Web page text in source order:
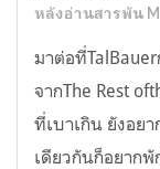
หลังอ่านสารพัน
มาต่อที่
จากThe Rest
ที่เบาเกิน ยังอย
เดียวกันก็อยาก